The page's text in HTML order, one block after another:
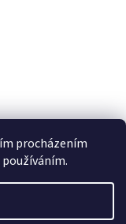
procházením